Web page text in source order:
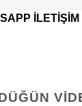
ILETIŞIM